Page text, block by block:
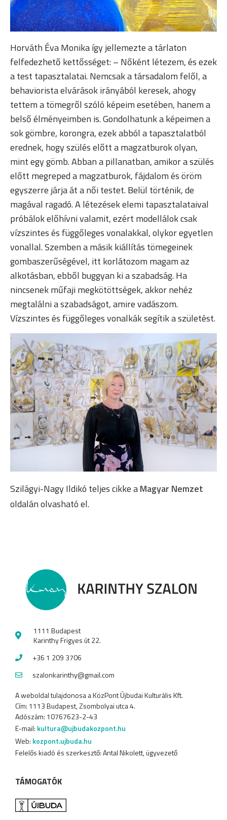
Horváth Éva Monika így jellemezte a tárlaton
felfedezhető kettősséget: – Nőként létezem, és ezek
a test tapasztalatai. Nemcsak a társadalom felől, a
behaviorista elvárások irányából keresek, ahogy
tettem a tömegről szóló képeim esetében, hanem a
belső élményeimben is. Gondolhatunk a képeimen a
sok gömbre, korongra, ezek abból a tapasztalatból
erednek, hogy szülés előtt a magzatburok olyan,
mint egy gömb. Abban a pillanatban, amikor a szülés
előtt megreped a magzatburok, fájdalom és öröm
egyszerre járja át a női testet. Belül történik, de
magával ragadó. A létezések elemi tapasztalataival
próbálok előhívni valamit, ezért modellálok csak
vízszintes és függőleges vonalakkal, olykor egyetlen
vonallal. Szemben a másik kiállítás tömegeinek
gombaszerűségével, itt korlátozom magam az
alkotásban, ebből buggyan ki a szabadság. Ha
nincsenek műfaji megkötöttségek, akkor nehéz
megtalálni a szabadságot, amire vadászom.
Vízszintes és függőleges vonalkák segítik a születést.
Szilágyi-Nagy Ildikó teljes cikke aMagyar Nemzet
oldalán olvasható el.
1111 Budapest
Karinthy Frigyes út 22.
+36 1 209 3706
szalonkarinthy@gmail.com
A weboldal tulajdonosa a KözPont Újbudai Kulturális Kft.
Cím: 1113 Budapest, Zsombolyai utca 4.
Adószám: 10767623-2-43
E-mail: kultura@ujbudakozpont.hu
Web: kozpont.ujbuda.hu
Felelős kiadó és szerkesztő: Antal Nikolett, ügyvezető
TÁMOGATÓK